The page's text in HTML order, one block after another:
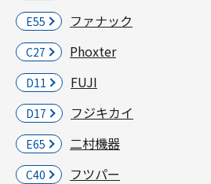
E55 ファナック
C27 Phoxter
D11 FUJI
D17 フジキカイ
E65 二村機器
C40 フツパー